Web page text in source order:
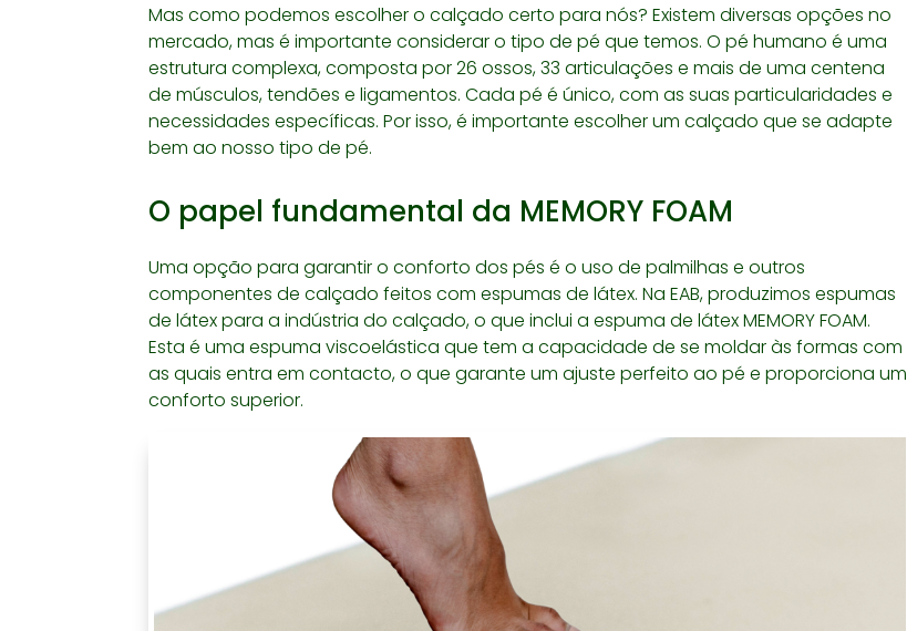
Mas como podemos escolher o calçado certo para nós? Existem diversas opções no
mercado, mas é importante considerar o tipo de pé que temos. O pé humano é uma
estrutura complexa, composta por 26 ossos, 33 articulações e mais de uma centena
de músculos, tendões e ligamentos. Cada pé é único, com as suas particularidades e
necessidades específicas. Por isso, é importante escolher um calçado que se adapte
bem ao nosso tipo de pé.
O papel fundamental da MEMORY FOAM
Uma opção para garantir o conforto dos pés é o uso de palmilhas e outros
componentes de calçado feitos com espumas de látex. Na EAB, produzimos espumas
de látex para a indústria do calçado, o que inclui a espuma de látex MEMORY FOAM.
Esta é uma espuma viscoelástica que tem a capacidade de se moldar às formas com
as quais entra em contacto, o que garante um ajuste perfeito ao pé e proporciona um
conforto superior.